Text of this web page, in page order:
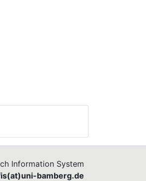
Information System
bamberg.de